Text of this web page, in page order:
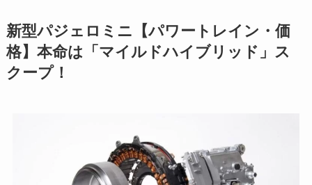
新型パジェロミニ【パワートレイン・価
格】本命は「マイルドハイブリッド」ス
クープ！